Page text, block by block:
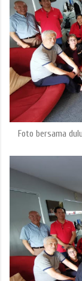
Foto bersama